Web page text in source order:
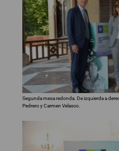
Segunda mesa redonda. De izquierda a
Pedrero y Carmen Velasco.